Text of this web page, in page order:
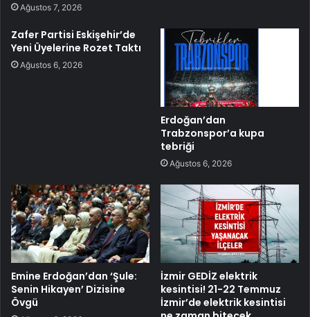
Ağustos 7, 2026
Zafer Partisi Eskişehir’de
Yeni Üyelerine Rozet Taktı
Ağustos 6, 2026
Erdoğan’dan
Trabzonspor’a kupa
tebriği
Ağustos 6, 2026
Emine Erdoğan’dan ‘Şule:
Senin Hikayen’ Dizisine
Övgü
İzmir GEDİZ elektrik
kesintisi! 21-22 Temmuz
İzmir’de elektrik kesintisi